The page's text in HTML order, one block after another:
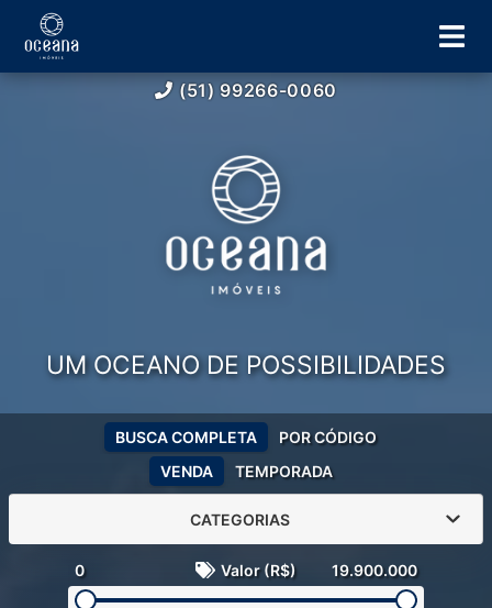
(51) 99266-0060
UM OCEANO DE POSSIBILIDADES
VENDA TEMPORADA
BUSCA COMPLETA POR CÓDIGO
CATEGORIAS
0 Valor (R$) 19.900.000